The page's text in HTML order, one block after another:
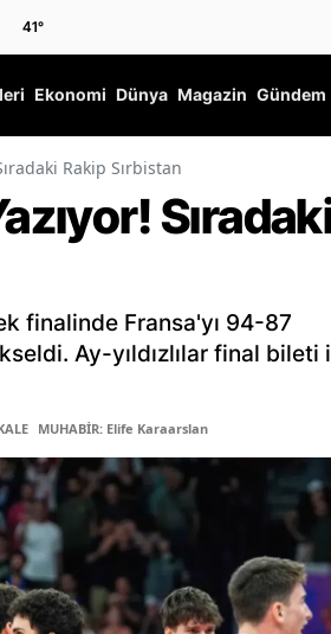
41°
Ekonomi Dünya Magazin Gündem
Rakip Sırbistan
finalinde Fransa'yı 94-87
Ay-yıldızlılar final bileti
MUHABİR: Elife Karaarslan